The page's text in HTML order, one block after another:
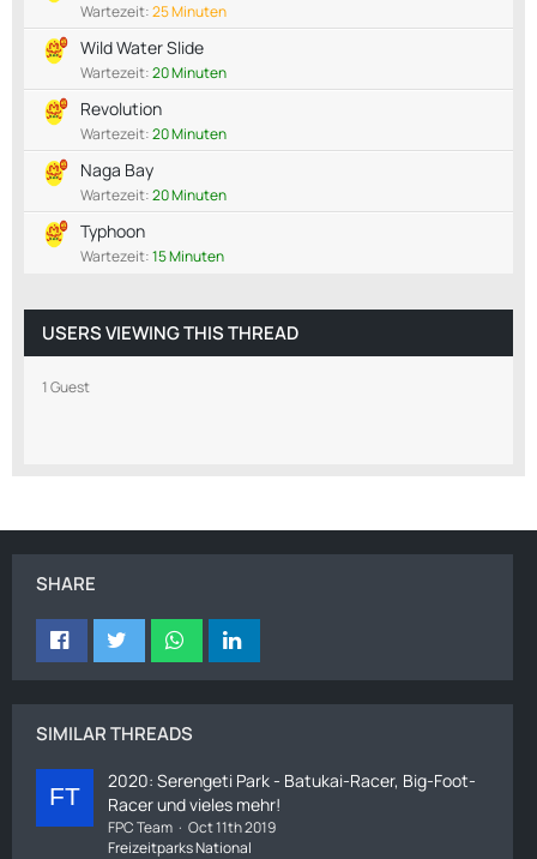
Wartezeit:25 Minuten
Wild Water Slide
Wartezeit:20 Minuten
Revolution
Wartezeit:20 Minuten
Naga Bay
Wartezeit:20 Minuten
Typhoon
Wartezeit:15 Minuten
USERS VIEWING THIS THREAD
1 Guest
SHARE
SIMILAR THREADS
2020: Serengeti Park - Batukai-Racer, Big-Foot-
Racer und vieles mehr!
FPC Team
Oct 11th 2019
Freizeitparks National